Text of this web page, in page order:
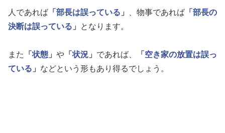
人であれば 「部長は誤っている」 、物事であれば 「部長の
決断は誤っている」
となります。
また 「状態」 や 「状況」 であれば、
「空き家の放置は誤っ
ている」 などという形もあり得るでしょう。